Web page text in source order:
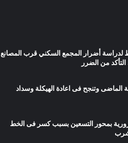
لدراسة أضرار المجمع السكني قرب المصانع
من الضرر
وتنجح فى اعادة الهيكلة وسداد
بمحور التسعين بسبب كسر فى الخط